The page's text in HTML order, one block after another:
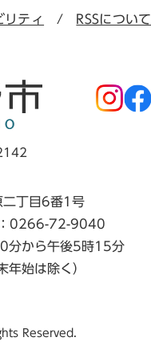
リティ RSSについて
丁目6番1号
0266-72-9040
分から午後5時15分
年始は除く）
Reserved.